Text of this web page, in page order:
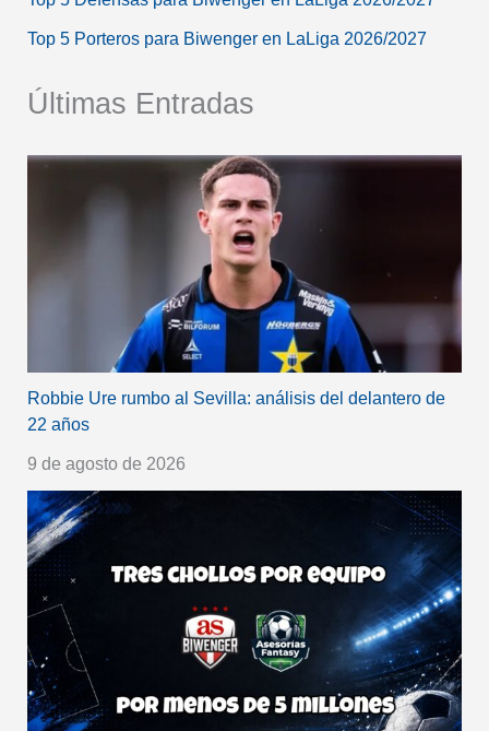
Top 5 Porteros para Biwenger en LaLiga 2026/2027
Últimas Entradas
Robbie Ure rumbo al Sevilla: análisis del delantero de
22 años
9 de agosto de 2026